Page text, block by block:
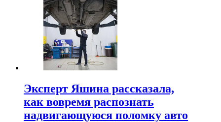
Эксперт Яшина рассказала,
как вовремя распознать
надвигающуюся поломку авто